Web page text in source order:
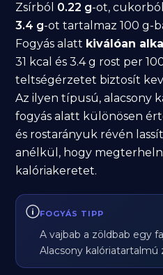
Zsírból 0.22 g-ot,
3.4 g-ot tartalmaz 100 g-
Fogyás alatt kiválóan
31 kcal és 3.4 g rost per
teltségérzetet biztosít
Az ilyen típusú, alacsony
fogyás alatt különösen
és rostarányuk révén
anélkül, hogy
kalóriakeretet.
FOGYÁS TIPP
A vajbab a zöldbab egy
Alacsony kalóriatartalmú